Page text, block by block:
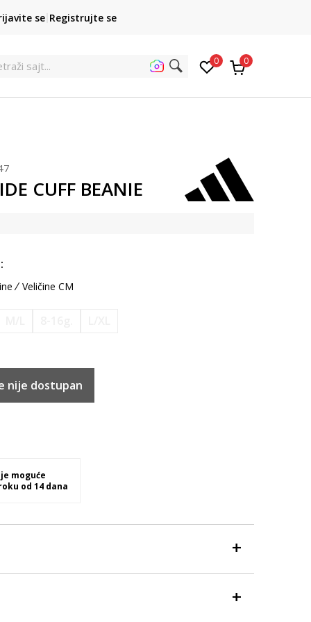
POZOVITE NAS
011 422 1422
se Registrujte se
0 0
CUFF BEANIE
Veličine CM
nije dostupan
moguće
od 14 dana